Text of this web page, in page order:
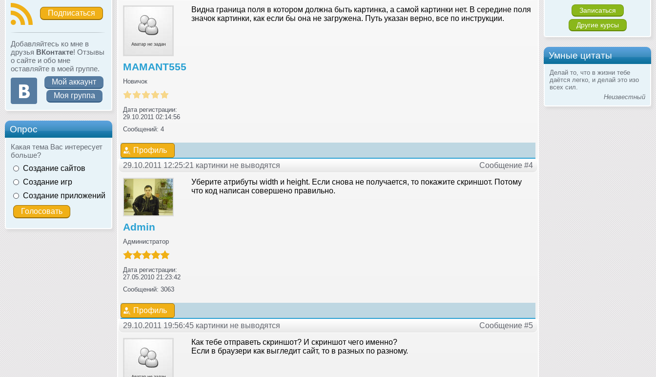
Подписаться
Добавляйтесь ко мне в
друзья ВКонтакте! Отзывы
о сайте и обо мне
оставляйте в моей группе.
Мой аккаунт
Моя группа
Опрос
Какая тема Вас интересует
больше?
Создание сайтов
Создание игр
Создание приложений
Записаться
Другие курсы
Умные цитаты
Делай то, что в жизни тебе
даётся легко, и делай это изо
всех сил.
Неизвестный
MAMANT555
Новичок
Дата регистрации:
29.10.2011 02:14:56
Сообщений: 4
Видна граница поля в котором должна быть картинка, а самой картинки нет. В середине поля
значок картинки, как если бы она не загружена. Путь указан верно, все по инструкции.
Профиль
29.10.2011 12:25:21 картинки не выводятся
Сообщение #4
Admin
Администратор
Дата регистрации:
27.05.2010 21:23:42
Сообщений: 3063
Уберите атрибуты width и height. Если снова не получается, то покажите скриншот. Потому
что код написан совершено правильно.
Профиль
29.10.2011 19:56:45 картинки не выводятся
Сообщение #5
Как тебе отправеть скриншот? И скриншот чего именно?
Если в браузери как выгледит сайт, то в разных по разному.